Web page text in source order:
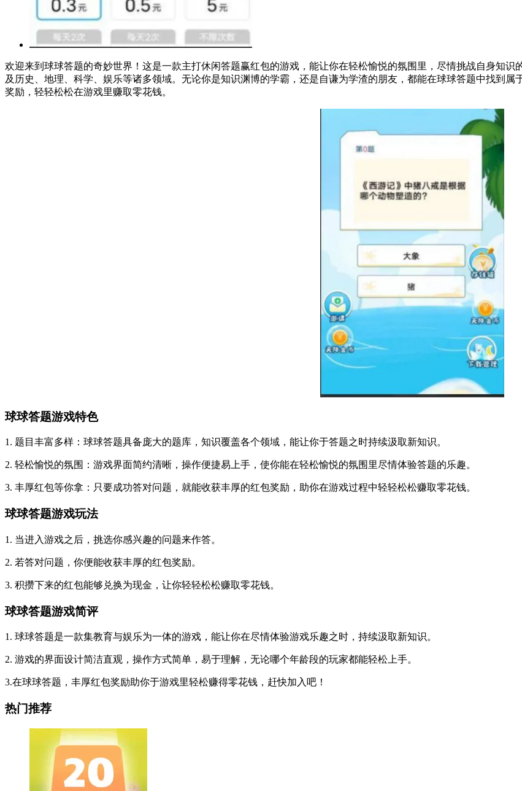
欢迎来到球球答题的奇妙世界！这是一款主打休闲答题赢红包的游戏，能让你在轻松愉悦的氛围里，尽情挑战自身知
及历史、地理、科学、娱乐等诸多领域。无论你是知识渊博的学霸，还是自谦为学渣的朋友，都能在球球答题中找到
奖励，轻轻松松在游戏里赚取零花钱。
球球答题游戏特色
1. 题目丰富多样：球球答题具备庞大的题库，知识覆盖各个领域，能让你于答题之时持续汲取新知识。
2. 轻松愉悦的氛围：游戏界面简约清晰，操作便捷易上手，使你能在轻松愉悦的氛围里尽情体验答题的乐趣。
3. 丰厚红包等你拿：只要成功答对问题，就能收获丰厚的红包奖励，助你在游戏过程中轻轻松松赚取零花钱。
球球答题游戏玩法
1. 当进入游戏之后，挑选你感兴趣的问题来作答。
2. 若答对问题，你便能收获丰厚的红包奖励。
3. 积攒下来的红包能够兑换为现金，让你轻轻松松赚取零花钱。
球球答题游戏简评
1. 球球答题是一款集教育与娱乐为一体的游戏，能让你在尽情体验游戏乐趣之时，持续汲取新知识。
2. 游戏的界面设计简洁直观，操作方式简单，易于理解，无论哪个年龄段的玩家都能轻松上手。
3.在球球答题，丰厚红包奖励助你于游戏里轻松赚得零花钱，赶快加入吧！
热门推荐